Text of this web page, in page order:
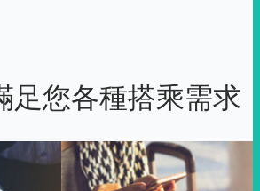
您各種搭乘需求